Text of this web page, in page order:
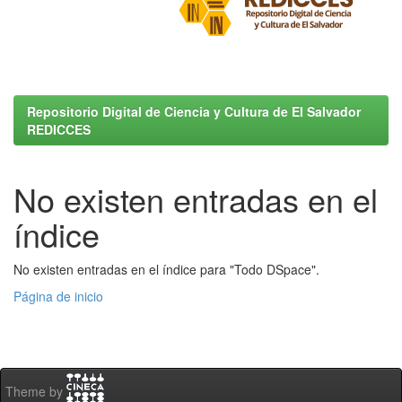
Repositorio Digital de Ciencia y Cultura de El Salvador
REDICCES
No existen entradas en el
índice
No existen entradas en el índice para "Todo DSpace".
Página de inicio
Theme by